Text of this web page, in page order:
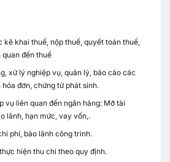
khai thuế, nộp thuế, quyết toán thuế,
đến thuế
xử lý nghiệp vụ, quản lý, báo cáo các
đơn, chứng từ phát sinh.
liên quan đến ngân hàng: Mở tài
lãnh, hạn mức, vay vốn,.
phí, bảo lãnh công trình.
hiện thu chi theo quy định.